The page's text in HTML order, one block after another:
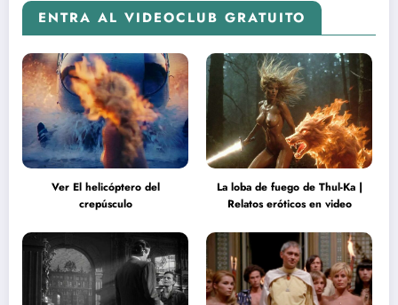
ENTRA AL VIDEOCLUB GRATUITO
Ver El helicóptero del
crepúsculo
La loba de fuego de Thul-Ka |
Relatos eróticos en video